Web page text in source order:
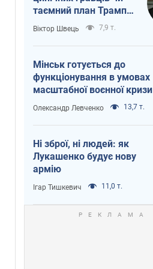
таємний план Трампа
і Путіна?
Віктор Швець 7,9 т.
Мінськ готується до
функціонування в умовах
масштабної воєнної кризи
Олександр Левченко 13,7 т.
Ні зброї, ні людей: як
Лукашенко будує нову
армію
Ігар Тишкевич 11,0 т.